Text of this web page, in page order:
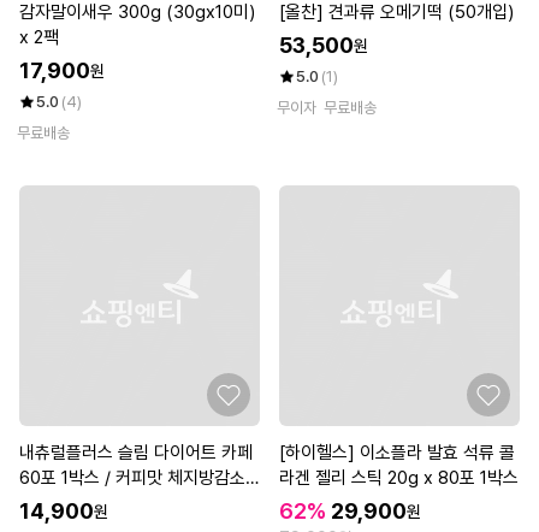
감자말이새우 300g (30gx10미)
x 2팩
17,900원
5.0 (4)
무료배송
[올찬] 견과류 오메기떡 (50개입)
53,500원
5.0 (1)
무이자 무료배송
내츄럴플러스 슬림 다이어트 카페
60포 1박스 / 커피맛 체지방감소
가르시니아 함유
14,900원
[하이헬스] 이소플라 발효 석류 콜
라겐 젤리 스틱 20g x 80포 1박스
62% 29,900원